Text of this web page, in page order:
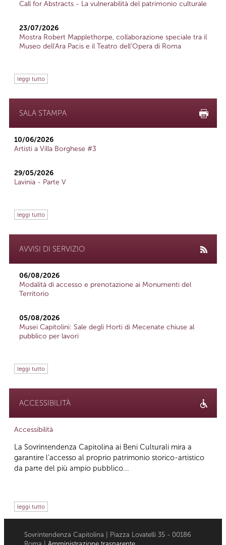
Call for Abstracts - La vulnerabilità del patrimonio culturale
23/07/2026
Mostra Robert Mapplethorpe, collaborazione speciale tra il
Museo dell'Ara Pacis e il Teatro dell'Opera di Roma
leggi tutto
SALA STAMPA
10/06/2026
Artisti a Villa Borghese #3
29/05/2026
Lavinia - Parte V
leggi tutto
AVVISI DI SERVIZIO
06/08/2026
Modalità di accesso e prenotazione ai Monumenti del
Territorio
05/08/2026
Musei Capitolini: Sale degli Horti di Mecenate chiuse al
pubblico per lavori
leggi tutto
ACCESSIBILITÀ
Accessibilità
La Sovrintendenza Capitolina ai Beni Culturali mira a
garantire l’accesso al proprio patrimonio storico-artistico
da parte del più ampio pubblico...
leggi tutto
Sovrintendenza Capitolina | Piazza Lovatelli 35 - 00186